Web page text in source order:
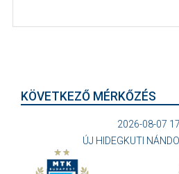
KÖVETKEZŐ MÉRKŐZÉS
2026-08-07
ÚJ HIDEGKUTI